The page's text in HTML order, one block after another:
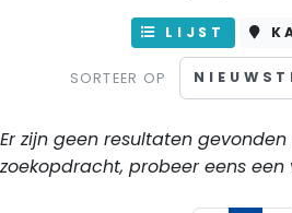
LIJST
SORTEER OP
Er zijn geen resultaten
zoekopdracht, probeer eens een